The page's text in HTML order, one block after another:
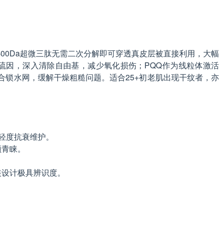
超微三肽无需二次分解即可穿透真皮层被直接利用，大幅
，深入清除自由基，减少氧化损伤；PQQ作为线粒体激活
水网，缓解干燥粗糙问题。适合25+初老肌出现干纹者，亦
抗衰维护。
睐。
计极具辨识度。